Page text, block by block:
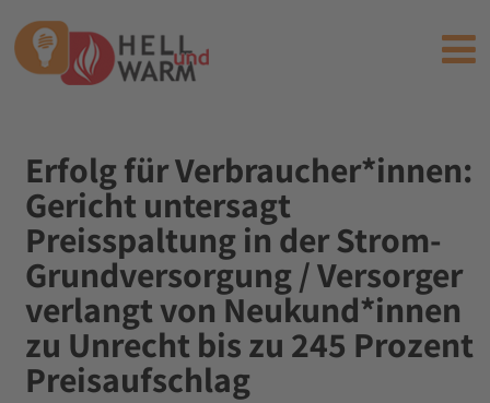
Erfolg für Verbraucher*innen:
Gericht untersagt
Preisspaltung in der Strom-
Grundversorgung / Versorger
verlangt von Neukund*innen
zu Unrecht bis zu 245 Prozent
Preisaufschlag